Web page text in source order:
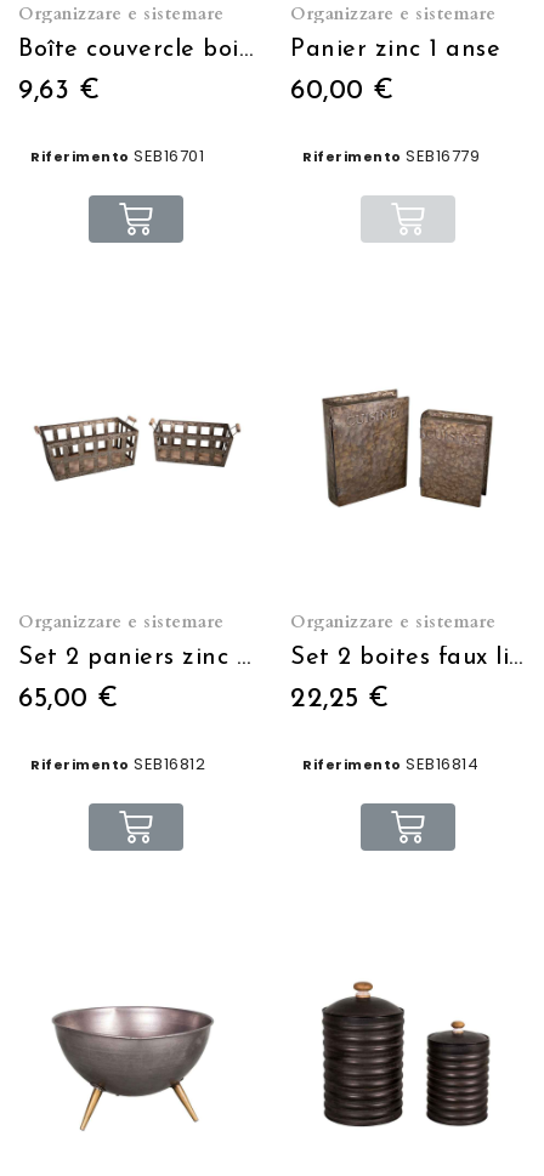
Organizzare e sistemare
Boîte couvercle bois Ø10 H:13.5
9,63 €
Riferimento SEB16701
Organizzare e sistemare
Panier zinc 1 anse
60,00 €
Riferimento SEB16779
Organizzare e sistemare
Set 2 paniers zinc et bois
65,00 €
Riferimento SEB16812
Organizzare e sistemare
Set 2 boites faux livres cuisine
22,25 €
Riferimento SEB16814